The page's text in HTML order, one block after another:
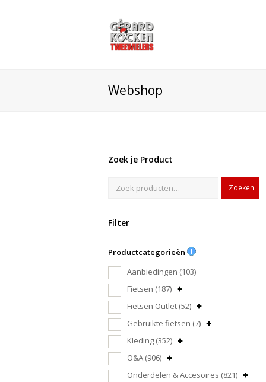
Webshop
Zoek je Product
Zoeken
Filter
Productcategorieën
Aanbiedingen (103)
Fietsen (187)
Fietsen Outlet (52)
Gebruikte fietsen (7)
Kleding (352)
O&A (906)
Onderdelen & Accesoires (821)